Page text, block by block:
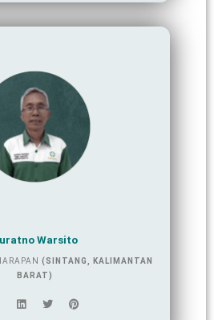
Warsito
(SINTANG, KALIMANTAN
BARAT)